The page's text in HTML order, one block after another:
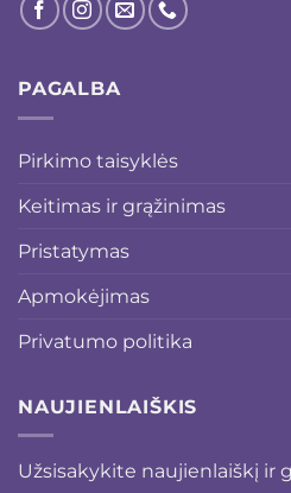
PAGALBA
Pirkimo taisyklės
Keitimas ir grąžinimas
Pristatymas
Apmokėjimas
Privatumo politika
NAUJIENLAIŠKIS
Užsisakykite naujienlaiškį ir